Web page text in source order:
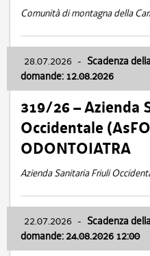
Comunità di montagna della
28.07.2026 - Scadenza
domande: 12.08.2026
319/26 – Azienda
Occidentale
ODONTOIATRA
Azienda Sanitaria Friuli
22.07.2026 - Scadenza
domande: 24.08.2026 12:00